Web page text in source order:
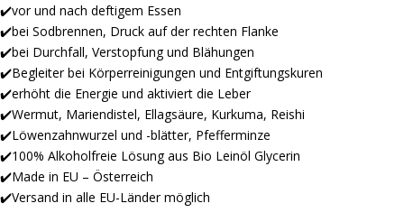
✔️vor und nach deftigem Essen
✔️bei Sodbrennen, Druck auf der rechten Flanke
✔️bei Durchfall, Verstopfung und Blähungen
✔️Begleiter bei Körperreinigungen und Entgiftungskuren
✔️erhöht die Energie und aktiviert die Leber
✔️Wermut, Mariendistel, Ellagsäure, Kurkuma, Reishi
✔️Löwenzahnwurzel und -blätter, Pfefferminze
✔️100% Alkoholfreie Lösung aus Bio Leinöl Glycerin
✔️Made in EU – Österreich
✔️Versand in alle EU-Länder möglich